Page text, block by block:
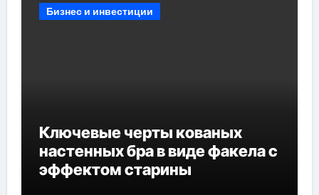
Бизнес и инвестиции
Ключевые черты кованых
настенных бра в виде факела с
эффектом старины